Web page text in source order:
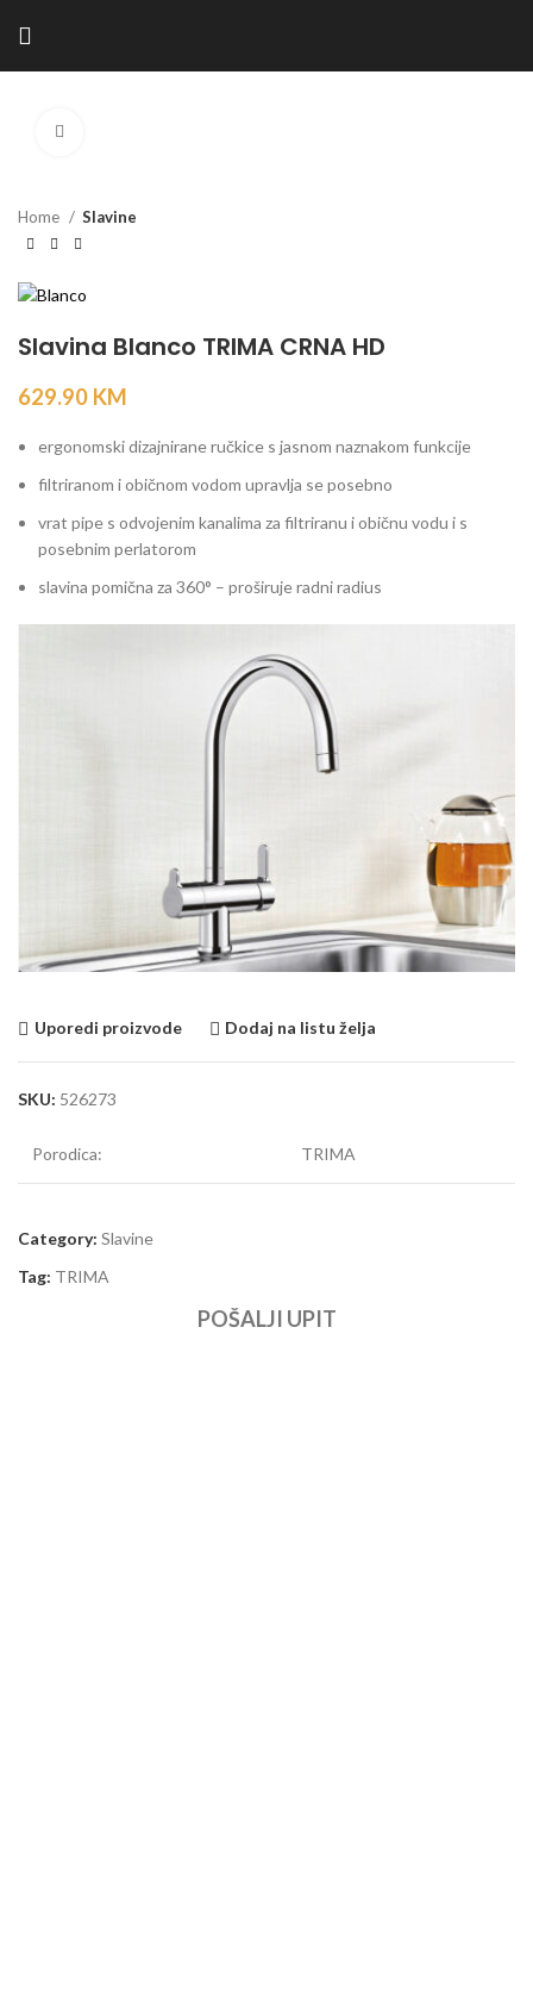
Home Slavine
Slavina Blanco TRIMA CRNA HD
629.90 KM
ergonomski dizajnirane ručkice s jasnom naznakom funkcije
filtriranom i običnom vodom upravlja se posebno
vrat pipe s odvojenim kanalima za filtriranu i običnu vodu i s
posebnim perlatorom
slavina pomična za 360° – proširuje radni radius
Uporedi proizvode Dodaj na listu želja
SKU: 526273
Porodica: TRIMA
Category: Slavine
Tag: TRIMA
POŠALJI UPIT